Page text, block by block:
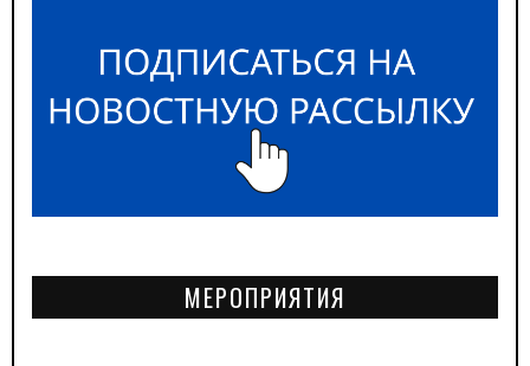
МЕРОПРИЯТИЯ